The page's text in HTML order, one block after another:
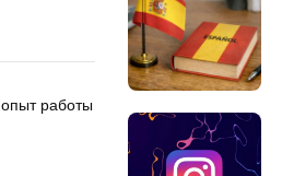
работы